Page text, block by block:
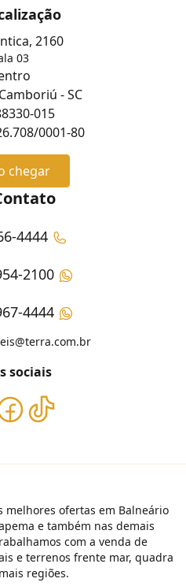
2160
03
- SC
015
0001-80
chegar
4444
2100
4444
sociais
melhores ofertas em Balneário
e também nas demais
com a venda de
e terrenos frente mar, quadra
regiões.